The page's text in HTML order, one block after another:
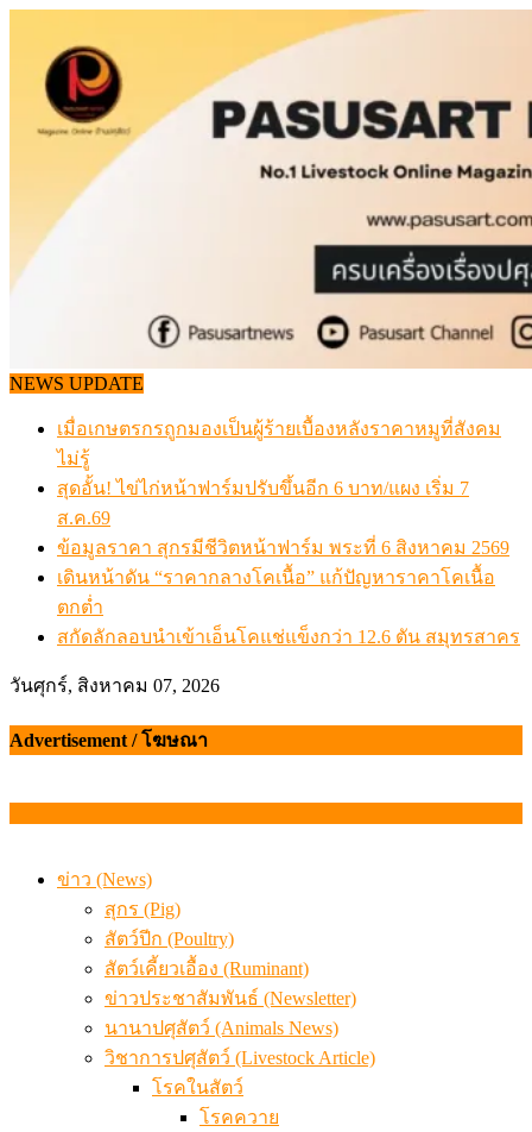
content
NEWS UPDATE
สกัดลักลอบนำเข้าเอ็นโคแช่แข็งกว่า 12.6 ตัน สมุทรสาคร
เมื่อเกษตรกรถูกมองเป็นผู้ร้ายเบื้องหลังราคาหมูที่สังคมไม่
สุดอั้น! ไข่ไก่หน้าฟาร์มปรับขึ้นอีก 6 บาท/แผง เริ่ม 7 ส.ค.69
ข้อมูลราคา สุกรมีชีวิตหน้าฟาร์ม พระที่ 6 สิงหาคม 2569
เดินหน้าดัน “ราคากลางโคเนื้อ” แก้ปัญหาราคาโคเนื้อตก
สกัดลักลอบนำเข้าเอ็นโคแช่แข็งกว่า 12.6 ตัน สมุทรสาคร
เมื่อเกษตรกรถูกมองเป็นผู้ร้ายเบื้องหลังราคาหมูที่สังคมไม่
วันศุกร์, สิงหาคม 07, 2026
Advertisement / โฆษณา
ข่าว (News)
สัตว์ปีก (Poultry)
สัตว์เคี้ยวเอื้อง (Ruminant)
ข่าวประชาสัมพันธ์ (Newsletter)
โรคหมู
โรคไก่
ราคาและสถานการณ์ (Price and Situation)
สุกรมีชีวิตหน้าฟาร์มวันนี้
สรุปภาวะสินค้าเกษตรประจำสัปดาห์